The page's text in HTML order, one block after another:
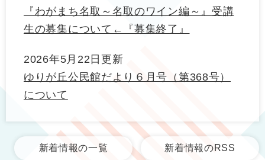
『わがまち名取～名取のワイン編～』受講
生の募集について←『募集終了』
2026年5月22日更新
ゆりが丘公民館だより６月号（第368号）
について
新着情報の一覧 新着情報のRSS